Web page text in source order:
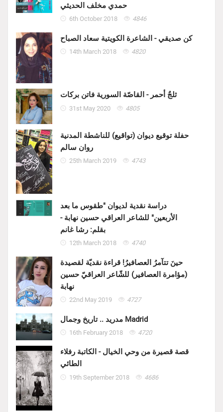
حمدي مخلف الحديثي
6th October 2018 4846
كن صديقي - الشاعرة الكويتية سعاد الصباح
14th March 2018 4820
ثلجٌ أحمر - القاصّة السورية فاتن بركات
31st May 2020 4805
حفلة توقيع ديوان (تواقيع) للناشطة المدنية
روان سالم
25th March 2019 4743
دراسة نقدية لديوان "طقوس ما بعد
الأربعين" للشاعر العراقي حسين نهابة -
بقلم: رشا غانم
12th March 2018 4740
حينَ تتآمرُ العصافيرُ! قراءة نقديّة لقصيدة
(مؤامرة العصافير) للشّاعر العراقيّ حسين
نهابة
22nd May 2019 4727
مدريد .. تاريخ وجمال Madrid
16th February 2018 4720
قصة قصيرة من وحي الخيال - الكاتبة رفلاء
الطائي
19th September 2018 4686